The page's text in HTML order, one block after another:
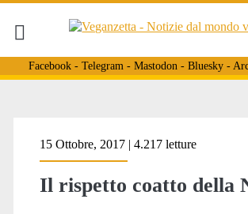
Facebook- Telegram- Mastodon- Bluesky-
Tag:
<span>new
15 Ottobre, 2017 | 4.217 letture
Il rispetto coatto della